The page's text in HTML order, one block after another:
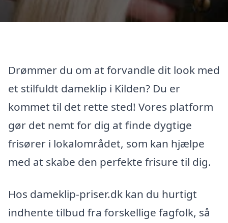
Drømmer du om at forvandle dit look med
et stilfuldt dameklip i Kilden? Du er
kommet til det rette sted! Vores platform
gør det nemt for dig at finde dygtige
frisører i lokalområdet, som kan hjælpe
med at skabe den perfekte frisure til dig.
Hos dameklip-priser.dk kan du hurtigt
indhente tilbud fra forskellige fagfolk, så